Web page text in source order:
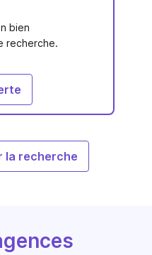
bien
recherche.
la recherche